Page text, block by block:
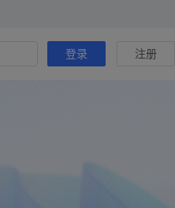
登录 注册